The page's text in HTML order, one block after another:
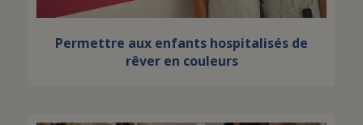
Permettre aux enfants hospitalisés de
rêver en couleurs